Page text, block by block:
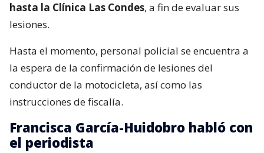
hasta la Clínica Las Condes, a fin de evaluar sus
lesiones.
Hasta el momento, personal policial se encuentra a
la espera de la confirmación de lesiones del
conductor de la motocicleta, así como las
instrucciones de fiscalía.
Francisca García-Huidobro habló con
el periodista